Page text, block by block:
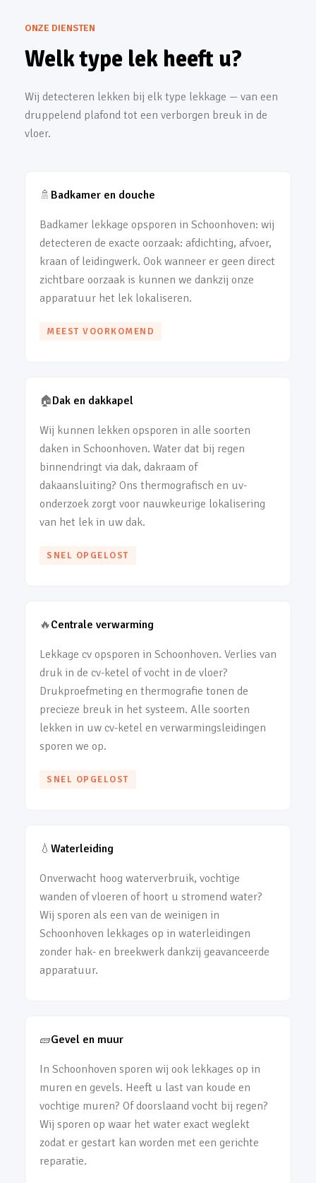
ONZE DIENSTEN
Welk type lek heeft u?
Wij detecteren lekken bij elk type lekkage — van een
druppelend plafond tot een verborgen breuk in de
vloer.
🚿 Badkamer en douche
Badkamer lekkage opsporen in Schoonhoven: wij
detecteren de exacte oorzaak: afdichting, afvoer,
kraan of leidingwerk. Ook wanneer er geen direct
zichtbare oorzaak is kunnen we dankzij onze
apparatuur het lek lokaliseren.
MEEST VOORKOMEND
🏠Dak en dakkapel
Wij kunnen lekken opsporen in alle soorten
daken in Schoonhoven. Water dat bij regen
binnendringt via dak, dakraam of
dakaansluiting? Ons thermografisch en uv-
onderzoek zorgt voor nauwkeurige lokalisering
van het lek in uw dak.
SNEL OPGELOST
🔥 Centrale verwarming
Lekkage cv opsporen in Schoonhoven. Verlies van
druk in de cv-ketel of vocht in de vloer?
Drukproefmeting en thermografie tonen de
precieze breuk in het systeem. Alle soorten
lekken in uw cv-ketel en verwarmingsleidingen
sporen we op.
SNEL OPGELOST
💧 Waterleiding
Onverwacht hoog waterverbruik, vochtige
wanden of vloeren of hoort u stromend water?
Wij sporen als een van de weinigen in
Schoonhoven lekkages op in waterleidingen
zonder hak- en breekwerk dankzij geavanceerde
apparatuur.
🧱Gevel en muur
In Schoonhoven sporen wij ook lekkages op in
muren en gevels. Heeft u last van koude en
vochtige muren? Of doorslaand vocht bij regen?
Wij sporen op waar het water exact weglekt
zodat er gestart kan worden met een gerichte
reparatie.